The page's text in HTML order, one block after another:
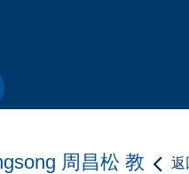
返
周昌松 教